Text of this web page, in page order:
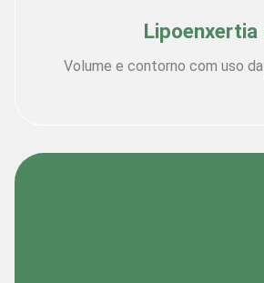
Volume e contorno com uso